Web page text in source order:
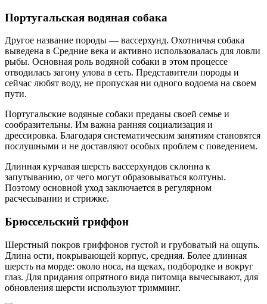
Португальская водяная собака
Другое название породы — вассерхунд. Охотничья собака
выведена в Средние века и активно использовалась для ловли
рыбы. Основная роль водяной собаки в этом процессе
отводилась загону улова в сеть. Представители породы и
сейчас любят воду, не пропуская ни одного водоема на своем
пути.
Португальские водяные собаки преданы своей семье и
сообразительны. Им важна ранняя социализация и
дрессировка. Благодаря систематическим занятиям становятся
послушными и не доставляют особых проблем с поведением.
Длинная курчавая шерсть вассерхундов склонна к
запутыванию, от чего могут образовываться колтуны.
Поэтому основной уход заключается в регулярном
расчесывании и стрижке.
Брюссельский гриффон
Шерстный покров гриффонов густой и грубоватый на ощупь.
Длина ости, покрывающей корпус, средняя. Более длинная
шерсть на морде: около носа, на щеках, подбородке и вокруг
глаз. Для придания опрятного вида питомца вычесывают, для
обновления шерсти используют тримминг.